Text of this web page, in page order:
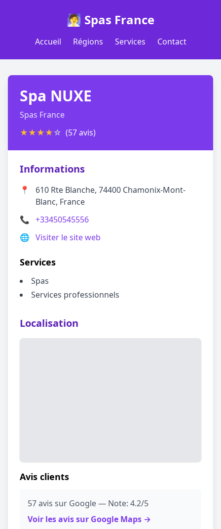
🧖 Spas France
Accueil Régions Services Contact
Spa NUXE
Spas France
★★★★☆ (57 avis)
Informations
📍
610 Rte Blanche, 74400 Chamonix-Mont-
Blanc, France
📞 +33450545556
🌐 Visiter le site web
Services
Spas
Services professionnels
Localisation
Avis clients
57 avis sur Google — Note: 4.2/5
Voir les avis sur Google Maps →